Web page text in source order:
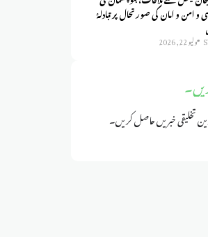
و امن و امان کی صورتحال پر تبادلۂ
يوليو 22, 2026
تخلیقی خبریں حاصل کریں۔